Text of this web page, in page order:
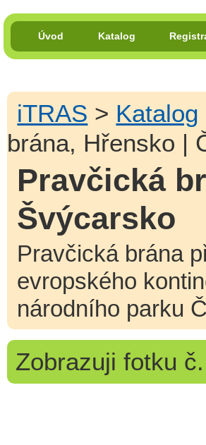
Úvod Katalog
iTRAS > Katalog
brána, Hřensko |
Pravčická
Švýcarsko
Pravčická brána
evropského
národního parku
Zobrazuji fotku č.